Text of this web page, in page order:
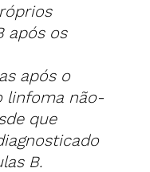
após os
após o
linfoma não-
que
B.